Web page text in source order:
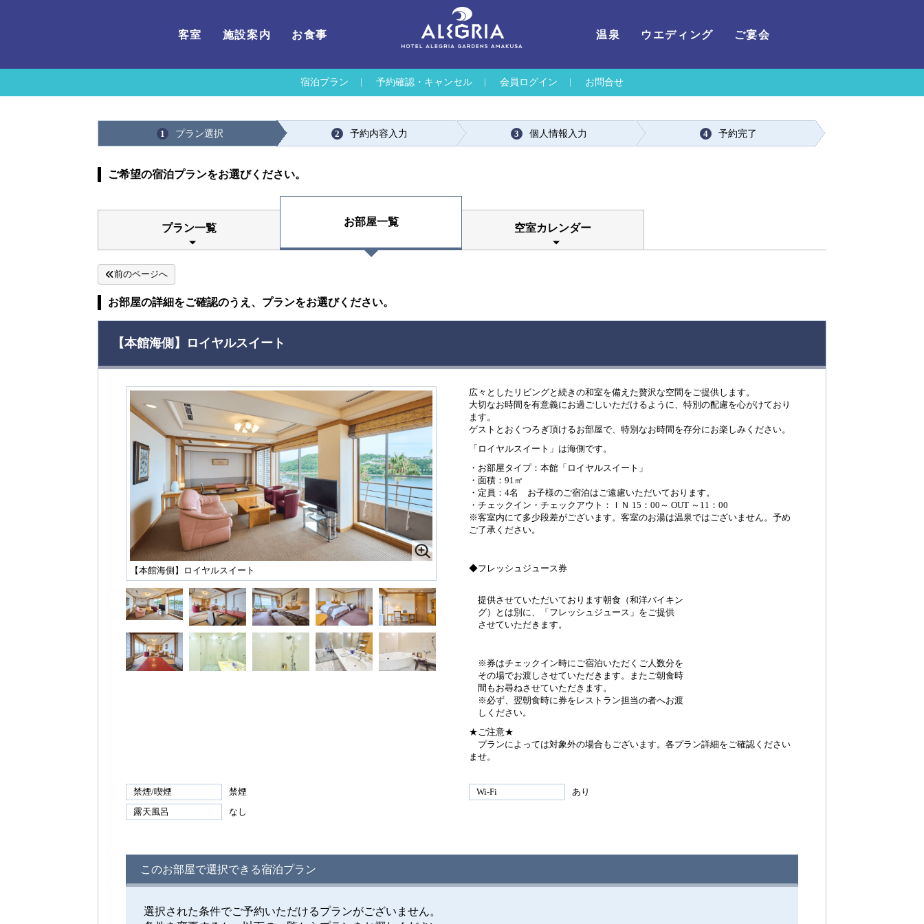
客室 施設案内 お食事 温泉 ウエディング ご宴会
宿泊プラン 予約確認・キャンセル 会員ログイン お問合せ
1 プラン選択 2 予約内容入力 3 個人情報入力 4 予約完了
ご希望の宿泊プランをお選びください。
プラン一覧
お部屋一覧
空室カレンダー
前のページへ
お部屋の詳細をご確認のうえ、プランをお選びください。
【本館海側】ロイヤルスイート
【本館海側】ロイヤルスイート
広々としたリビングと続きの和室を備えた贅沢な空間をご提供します。
大切なお時間を有意義にお過ごしいただけるように、特別の配慮を心がけており
ます。
ゲストとおくつろぎ頂けるお部屋で、特別なお時間を存分にお楽しみください。
「ロイヤルスイート」は海側です。
・お部屋タイプ：本館「ロイヤルスイート」
・面積：91㎡
・定員：4名 お子様のご宿泊はご遠慮いただいております。
・チェックイン・チェックアウト：ＩＮ 15：00～ OUT ～11：00
※客室内にて多少段差がございます。客室のお湯は温泉ではございません。予め
ご了承ください。
◆フレッシュジュース券
提供させていただいております朝食（和洋バイキン
グ）とは別に、「フレッシュジュース」をご提供
させていただきます。
※券はチェックイン時にご宿泊いただくご人数分を
その場でお渡しさせていただきます。またご朝食時
間もお尋ねさせていただきます。
※必ず、翌朝食時に券をレストラン担当の者へお渡
しください。
★ご注意★
プランによっては対象外の場合もございます。各プラン詳細をご確認ください
ませ。
禁煙/喫煙 禁煙 Wi-Fi
あり
露天風呂
なし
このお部屋で選択できる宿泊プラン
選択された条件でご予約いただけるプランがございません。